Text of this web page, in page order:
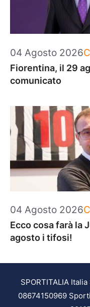
04 Agosto 2026
Fiorentina, il 29
comunicato
04 Agosto 2026
Ecco cosa farà la
agosto i tifosi!
SPORTITALIA
08674150969